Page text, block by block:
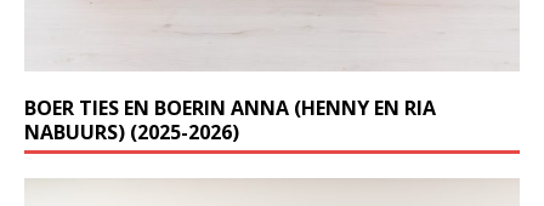
BOER TIES EN BOERIN ANNA (HENNY EN RIA
NABUURS) (2025-2026)